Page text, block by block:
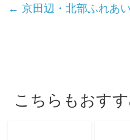
← 京田辺・北部ふれあ
こちらもおす